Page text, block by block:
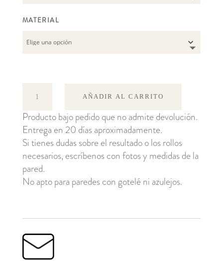
MATERIAL
AÑADIR AL CARRITO
Producto bajo pedido que no admite devolución.
Entrega en 20 días aproximadamente.
Si tienes dudas sobre el resultado o los rollos
necesarios, escríbenos con fotos y medidas de la
pared.
No apto para paredes con gotelé ni azulejos.